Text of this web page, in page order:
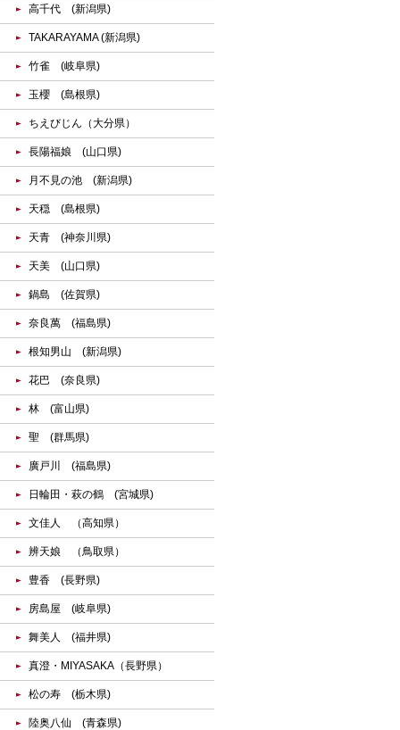
高千代 (新潟県)
TAKARAYAMA (新潟県)
竹雀 (岐阜県)
玉櫻 (島根県)
ちえびじん（大分県）
長陽福娘 (山口県)
月不見の池 (新潟県)
天穏 (島根県)
天青 (神奈川県)
天美 (山口県)
鍋島 (佐賀県)
奈良萬 (福島県)
根知男山 (新潟県)
花巴 (奈良県)
林 (富山県)
聖 (群馬県)
廣戸川 (福島県)
日輪田・萩の鶴 (宮城県)
文佳人 （高知県）
辨天娘 （鳥取県）
豊香 (長野県)
房島屋 (岐阜県)
舞美人 (福井県)
真澄・MIYASAKA（長野県）
松の寿 (栃木県)
陸奥八仙 (青森県)